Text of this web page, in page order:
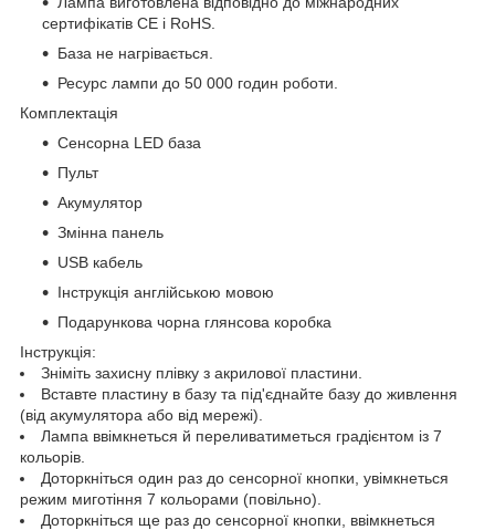
сертифікатів CE і RoHS.
База не нагрівається.
Ресурс лампи до 50 000 годин роботи.
Комплектація
Сенсорна LED база
Пульт
Акумулятор
Змінна панель
USB кабель
Інструкція англійською мовою
Подарункова чорна глянсова коробка
Інструкція:
Зніміть захисну плівку з акрилової пластини.
Вставте пластину в базу та під'єднайте базу до живлення
(від акумулятора або від мережі).
Лампа ввімкнеться й переливатиметься градієнтом із 7
кольорів.
Доторкніться один раз до сенсорної кнопки, увімкнеться
режим миготіння 7 кольорами (повільно).
Доторкніться ще раз до сенсорної кнопки, ввімкнеться